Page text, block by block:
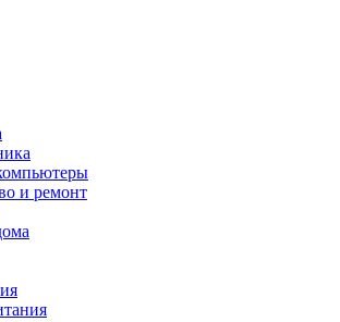
и ремонт